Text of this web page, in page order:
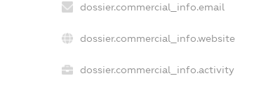
dossier.commercial_info.email
dossier.commercial_info.website
dossier.commercial_info.activity